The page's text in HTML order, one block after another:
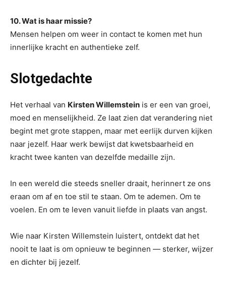
10. Wat is haar missie?
Mensen helpen om weer in contact te komen met hun
innerlijke kracht en authentieke zelf.
Slotgedachte
Het verhaal van Kirsten Willemstein is er een van groei,
moed en menselijkheid. Ze laat zien dat verandering niet
begint met grote stappen, maar met eerlijk durven kijken
naar jezelf. Haar werk bewijst dat kwetsbaarheid en
kracht twee kanten van dezelfde medaille zijn.
In een wereld die steeds sneller draait, herinnert ze ons
eraan om af en toe stil te staan. Om te ademen. Om te
voelen. En om te leven vanuit liefde in plaats van angst.
Wie naar Kirsten Willemstein luistert, ontdekt dat het
nooit te laat is om opnieuw te beginnen — sterker, wijzer
en dichter bij jezelf.